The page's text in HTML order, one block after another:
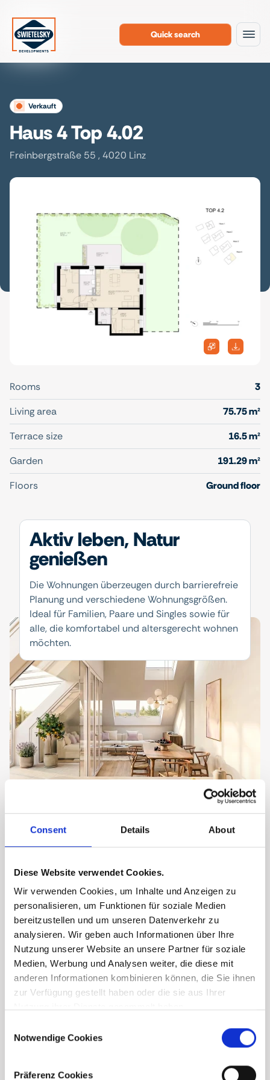
Consent Details About
Diese Website verwendet Cookies.
Wir verwenden Cookies, um Inhalte und Anzeigen zu
personalisieren, um Funktionen für soziale Medien
bereitzustellen und um unseren Datenverkehr zu
analysieren. Wir geben auch Informationen über Ihre
Nutzung unserer Website an unsere Partner für soziale
Medien, Werbung und Analysen weiter, die diese mit
anderen Informationen kombinieren können, die Sie ihnen
zur Verfügung gestellt haben oder die sie aus Ihrer
Selection
Notwendige Cookies
Präferenz Cookies
To the content Quick search
verkauft
Haus 4 Top 4.02
Freinbergstraße 55 , 4020 Linz
Rooms
3
Living area
75.75 m²
Terrace size
16.5 m²
Garden
191.29 m²
Floors
Ground floor
Aktiv leben, Natur
genießen
Die Wohnungen überzeugen durch barrierefreie
Planung und verschiedene Wohnungsgrößen.
Ideal für Familien, Paare und Singles sowie für
alle, die komfortabel und altersgerecht wohnen
möchten.
Finanzierungsrechner